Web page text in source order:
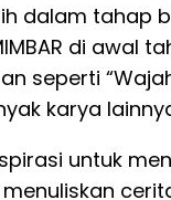
dalam tahap
di awal
seperti
karya
untuk